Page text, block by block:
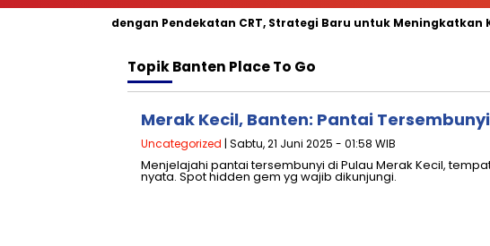
dengan Pendekatan CRT, Strategi Baru untuk Meningkatkan
TopikBanten Place To Go
Merak Kecil, Banten: Pantai
Uncategorized | Sabtu, 21 Juni 2025 - 01:58 WIB
Menjelajahi pantai tersembunyi di Pulau Merak Kecil,
nyata. Spot hidden gem yg wajib dikunjungi.